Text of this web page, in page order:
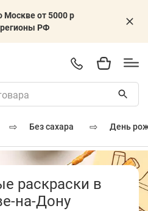
Москве от 5000 р
РФ
⇨ без сахара ⇨ день
раскраски в
на-Дону